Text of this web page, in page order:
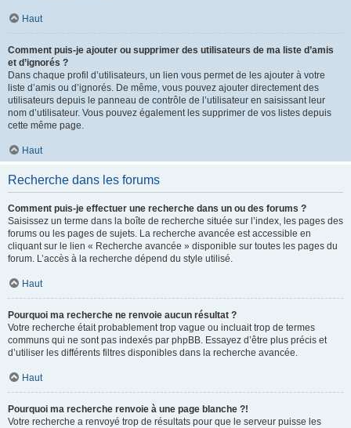
Haut
Comment puis-je ajouter ou supprimer des utilisateurs de ma liste d’amis
et d’ignorés ?
Dans chaque profil d’utilisateurs, un lien vous permet de les ajouter à votre
liste d’amis ou d’ignorés. De même, vous pouvez ajouter directement des
utilisateurs depuis le panneau de contrôle de l’utilisateur en saisissant leur
nom d’utilisateur. Vous pouvez également les supprimer de vos listes depuis
cette même page.
Haut
Recherche dans les forums
Comment puis-je effectuer une recherche dans un ou des forums ?
Saisissez un terme dans la boîte de recherche située sur l’index, les pages des
forums ou les pages de sujets. La recherche avancée est accessible en
cliquant sur le lien « Recherche avancée » disponible sur toutes les pages du
forum. L’accès à la recherche dépend du style utilisé.
Haut
Pourquoi ma recherche ne renvoie aucun résultat ?
Votre recherche était probablement trop vague ou incluait trop de termes
communs qui ne sont pas indexés par phpBB. Essayez d’être plus précis et
d’utiliser les différents filtres disponibles dans la recherche avancée.
Haut
Pourquoi ma recherche renvoie à une page blanche ?!
Votre recherche a renvoyé trop de résultats pour que le serveur puisse les